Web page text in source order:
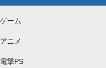
ゲーム
アニメ
電撃PS